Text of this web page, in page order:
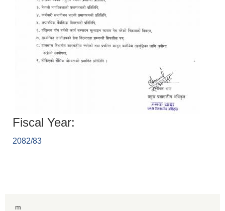
Fiscal Year:
2082/83
m